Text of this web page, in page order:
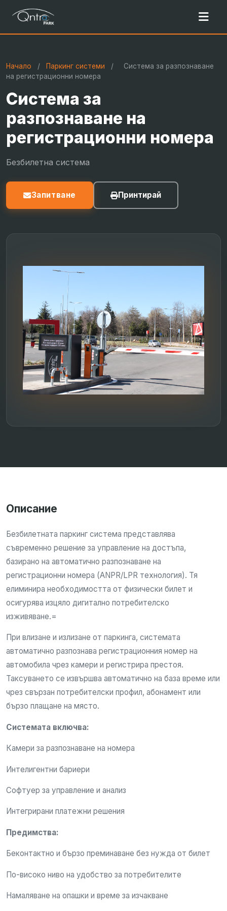
Начало / Паркинг системи /
Система за разпознаване
на регистрационни номера
Система за
разпознаване на
регистрационни номера
Безбилетна система
Запитване Принтирай
Описание
Безбилетната паркинг система представлява
съвременно решение за управление на достъпа,
базирано на автоматично разпознаване на
регистрационни номера (ANPR/LPR технология). Тя
елиминира необходимостта от физически билет и
осигурява изцяло дигитално потребителско
изживяване.=
При влизане и излизане от паркинга, системата
автоматично разпознава регистрационния номер на
автомобила чрез камери и регистрира престоя.
Таксуването се извършва автоматично на база време или
чрез свързан потребителски профил, абонамент или
бързо плащане на място.
Системата включва:
Камери за разпознаване на номера
Интелигентни бариери
Софтуер за управление и анализ
Интегрирани платежни решения
Предимства:
Беконтактно и бързо преминаване без нужда от билет
По-високо ниво на удобство за потребителите
Намаляване на опашки и време за изчакване